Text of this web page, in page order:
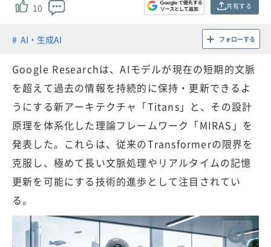
10 共有する
AI・生成AI フォローする
Google Researchは、AIモデルが現在の短期的文脈
を超えて過去の情報を持続的に保持・更新できるよ
うにする新アーキテクチャ「Titans」と、その設計
原理を体系化した理論フレームワーク「MIRAS」を
発表した。これらは、従来のTransformerの限界を
克服し、極めて長い文脈処理やリアルタイムの記憶
更新を可能にする技術的進歩として注目されてい
る。